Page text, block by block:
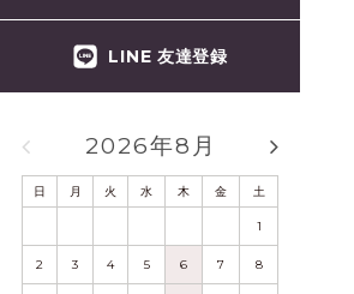
LINE 友達登録
2026年8月
日 月 火 水 木 金 土
1
2 3 4 5 6 7 8